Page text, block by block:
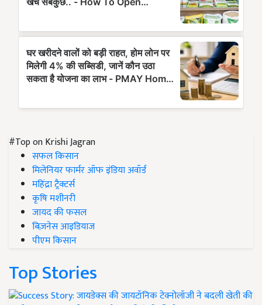
#Top on Krishi Jagran
सफल किसान
मिलेनियर फार्मर ऑफ इंडिया अवॉर्ड
महिंद्रा ट्रैक्टर्स
कृषि मशीनरी
जायद की फसल
बिज़नेस आइडियाज
पीएम किसान
Top Stories